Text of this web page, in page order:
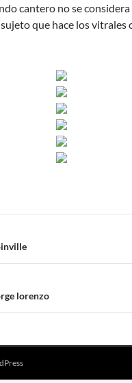
cantero no se
que hace los vitrales
lorenzo